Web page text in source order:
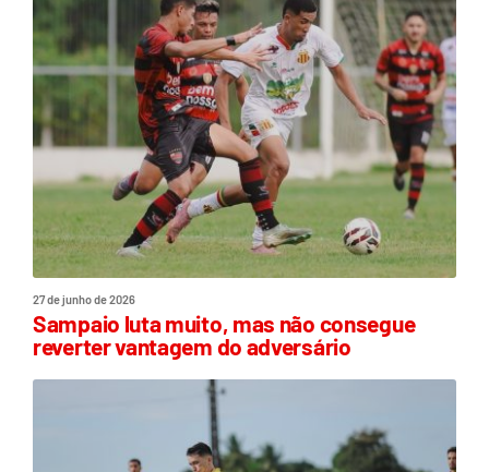
27 de junho de 2026
Sampaio luta muito, mas não consegue
reverter vantagem do adversário